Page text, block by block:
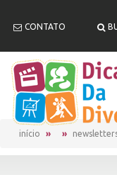
CONTATO
início